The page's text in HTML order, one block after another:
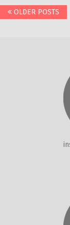
Posts
navigation
OLDER POSTS